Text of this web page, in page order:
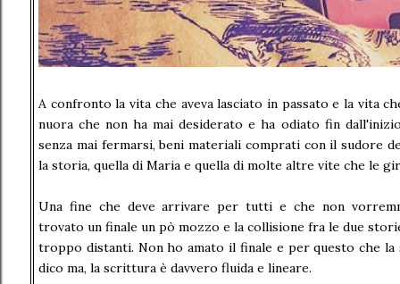
A confronto la vita che aveva lasciato in passato e la vita
nuora che non ha mai desiderato e ha odiato fin
senza mai fermarsi, beni materiali comprati con il sudore
la storia, quella di Maria e quella di molte altre vite che le
Una fine che deve arrivare per tutti e che non
trovato un finale un pò mozzo e la collisione fra le due
troppo distanti. Non ho amato il finale e per questo che la
dico ma, la scrittura è davvero fluida e lineare.